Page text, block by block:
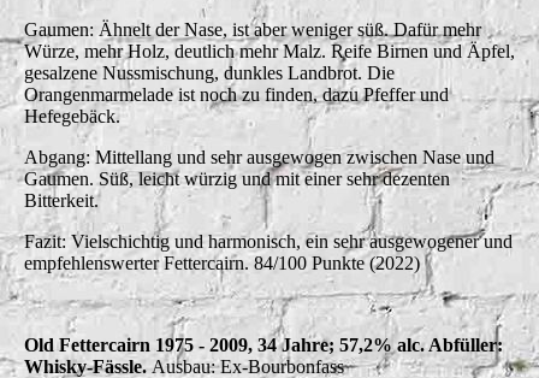
Gaumen: Ähnelt der Nase, ist aber weniger süß. Dafür mehr
Würze, mehr Holz, deutlich mehr Malz. Reife Birnen und Äpfel,
gesalzene Nussmischung, dunkles Landbrot. Die
Orangenmarmelade ist noch zu finden, dazu Pfeffer und
Hefegebäck.
Abgang: Mittellang und sehr ausgewogen zwischen Nase und
Gaumen. Süß, leicht würzig und mit einer sehr dezenten
Bitterkeit.
Fazit: Vielschichtig und harmonisch, ein sehr ausgewogener und
empfehlenswerter Fettercairn. 84/100 Punkte (2022)
Old Fettercairn 1975 - 2009, 34 Jahre; 57,2% alc. Abfüller:
Whisky-Fässle.Ausbau: Ex-Bourbonfass